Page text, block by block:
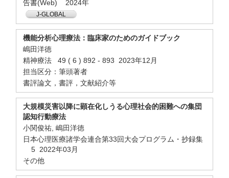
告書(Web) 2024年
J-GLOBAL
機能分析心理療法：臨床家のためのガイドブック
嶋田洋徳
精神療法 49 ( 6 ) 892 - 893 2023年12月
担当区分：筆頭著者
書評論文，書評，文献紹介等
大規模災害以降に顕在化しうる心理社会的困難への集団
認知行動療法
小関俊祐, 嶋田洋徳
日本心理医療諸学会連合第33回大会プログラム・抄録集
5 2022年03月
その他